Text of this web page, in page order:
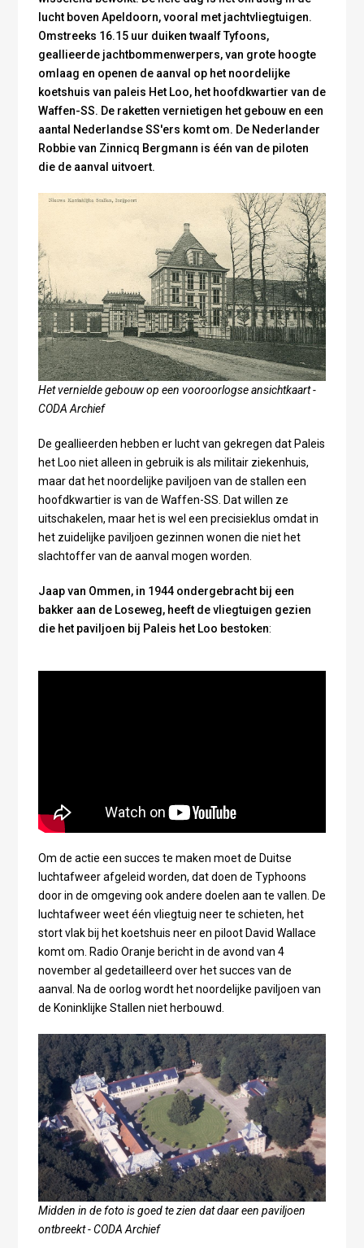
lucht boven Apeldoorn, vooral met jachtvliegtuigen.
Omstreeks 16.15 uur duiken twaalf Tyfoons,
geallieerde jachtbommenwerpers, van grote hoogte
omlaag en openen de aanval op het noordelijke
koetshuis van paleis Het Loo, het hoofdkwartier van de
Waffen-SS. De raketten vernietigen het gebouw en een
aantal Nederlandse SS'ers komt om. De Nederlander
Robbie van Zinnicq Bergmann is één van de piloten
die de aanval uitvoert.
Het vernielde gebouw op een vooroorlogse ansichtkaart -
CODA Archief
De geallieerden hebben er lucht van gekregen dat Paleis
het Loo niet alleen in gebruik is als militair ziekenhuis,
maar dat het noordelijke paviljoen van de stallen een
hoofdkwartier is van de Waffen-SS. Dat willen ze
uitschakelen, maar het is wel een precisieklus omdat in
het zuidelijke paviljoen gezinnen wonen die niet het
slachtoffer van de aanval mogen worden.
Jaap van Ommen, in 1944 ondergebracht bij een
bakker aan de Loseweg, heeft de vliegtuigen gezien
die het paviljoen bij Paleis het Loo bestoken:
Om de actie een succes te maken moet de Duitse
luchtafweer afgeleid worden, dat doen de Typhoons
door in de omgeving ook andere doelen aan te vallen. De
luchtafweer weet één vliegtuig neer te schieten, het
stort vlak bij het koetshuis neer en piloot David Wallace
komt om. Radio Oranje bericht in de avond van 4
november al gedetailleerd over het succes van de
aanval. Na de oorlog wordt het noordelijke paviljoen van
de Koninklijke Stallen niet herbouwd.
Midden in de foto is goed te zien dat daar een paviljoen
ontbreekt - CODA Archief